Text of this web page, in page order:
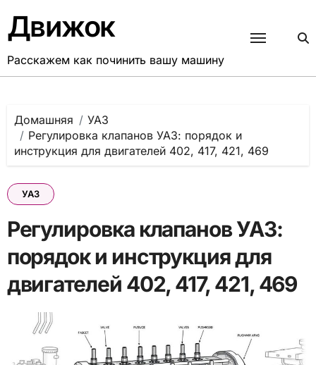
содержанию
Движок
Расскажем как починить вашу машину
Домашняя
УАЗ
Регулировка клапанов УАЗ: порядок и
инструкция для двигателей 402, 417, 421, 469
УАЗ
Регулировка клапанов УАЗ:
порядок и инструкция для
двигателей 402, 417, 421, 469